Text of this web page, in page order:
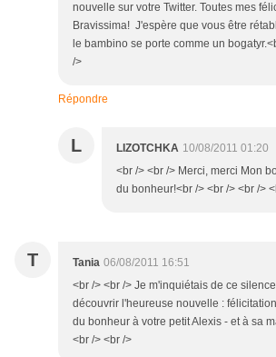
nouvelle sur votre Twitter. Toutes mes
Bravissima! J'espère que vous être
le bambino se porte comme un
/>
Répondre
L LIZOTCHKA 10/08/2011 01:20
<br /> <br /> Merci, merci Mon
du bonheur!<br /> <br /> <br />
T Tania 06/08/2011 16:51
<br /> <br /> Je m'inquiétais de ce
découvrir l'heureuse nouvelle :
du bonheur à votre petit Alexis - et à sa
<br /> <br />